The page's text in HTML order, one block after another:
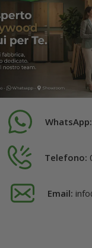
WhatsApp:
Telefono:
Email: